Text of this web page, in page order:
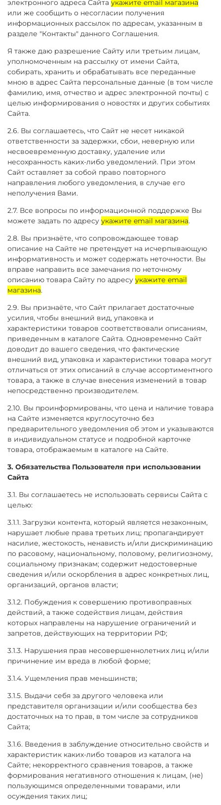
электронного адреса Сайта укажите email магазина
или же сообщить о несогласии получения
информационных рассылок по адресам, указанным в
разделе "Контакты" данного Соглашения.
Я также даю разрешение Сайту или третьим лицам,
уполномоченным на рассылку от имени Сайта,
собирать, хранить и обрабатывать все переданные
мною в адрес Сайта персональные данные (в том числе
фамилию, имя, отчество и адрес электронной почты) с
целью информирования о новостях и других событиях
Сайта.
2.6. Вы соглашаетесь, что Сайт не несет никакой
ответственности за задержки, сбои, неверную или
несвоевременную доставку, удаление или
несохранность каких-либо уведомлений. При этом
Сайт оставляет за собой право повторного
направления любого уведомления, в случае его
неполучения Вами.
2.7. Все вопросы по информационной поддержке Вы
можете задать по адресу укажите email магазина.
2.8. Вы признаёте, что сопровождающее товар
описание на Сайте не претендует на исчерпывающую
информативность и может содержать неточности. Вы
вправе направить все замечания по неточному
описанию товара Сайту по адресу укажите email
магазина.
2.9. Вы признаёте, что Сайт прилагает достаточные
усилия, чтобы внешний вид, упаковка и
характеристики товаров соответствовали описаниям,
приведенным в каталоге Сайта. Одновременно Сайт
доводит до вашего сведения, что фактические
внешний вид, упаковка и характеристики товара могут
отличаться от этих описаний в случае ассортиментного
товара, а также в случае внесения изменений в товар
непосредственно производителем.
2.10. Вы проинформированы, что цена и наличие товара
на Сайте изменяется круглосуточно без
предварительного уведомления об этом и указываются
в индивидуальном статусе и подробной карточке
товара, отображаемым в каталоге на Сайте.
3. Обязательства Пользователя при использовании
Сайта
3.1. Вы соглашаетесь не использовать сервисы Сайта с
целью:
3.1.1. Загрузки контента, который является незаконным,
нарушает любые права третьих лиц; пропагандирует
насилие, жестокость, ненависть и/или дискриминацию
по расовому, национальному, половому, религиозному,
социальному признакам; содержит недостоверные
сведения и/или оскорбления в адрес конкретных лиц,
организаций, органов власти;
3.1.2. Побуждения к совершению противоправных
действий, а также содействия лицам, действия
которых направлены на нарушение ограничений и
запретов, действующих на территории РФ;
3.1.3. Нарушения прав несовершеннолетних лиц и/или
причинение им вреда в любой форме;
3.1.4. Ущемления прав меньшинств;
3.1.5. Выдачи себя за другого человека или
представителя организации и/или сообщества без
достаточных на то прав, в том числе за сотрудников
Сайта;
3.1.6. Введения в заблуждение относительно свойств и
характеристик каких-либо товаров из каталога на
Сайте; некорректного сравнения товаров, а также
формирования негативного отношения к лицам, (не)
пользующимся определенными товарами, или
осуждения таких лиц;